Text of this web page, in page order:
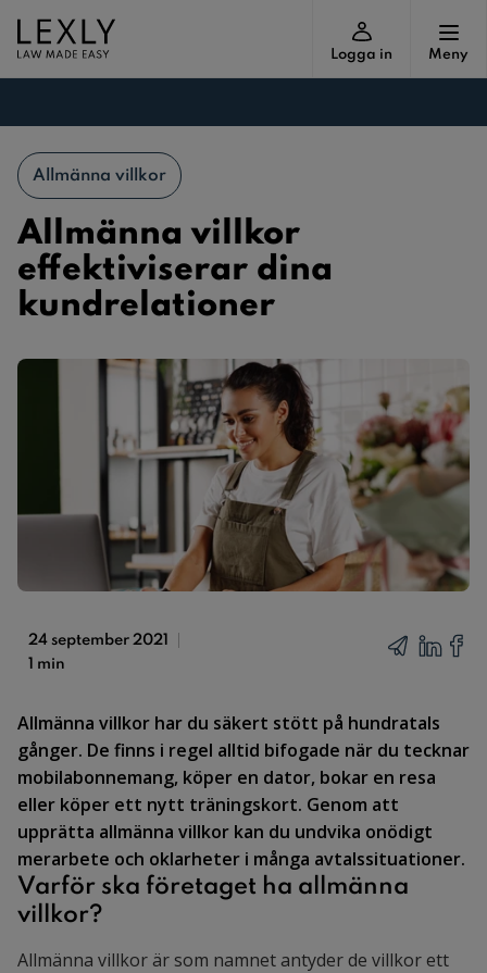
Logga in Meny
Allmänna villkor
Allmänna villkor
effektiviserar dina
kundrelationer
24 september 2021
1 min
Allmänna villkor har du säkert stött på hundratals
gånger. De finns i regel alltid bifogade när du tecknar
mobilabonnemang, köper en dator, bokar en resa
eller köper ett nytt träningskort. Genom att
upprätta allmänna villkor kan du undvika onödigt
merarbete och oklarheter i många avtalssituationer.
Varför ska företaget ha allmänna
villkor?
Allmänna villkor är som namnet antyder de villkor ett